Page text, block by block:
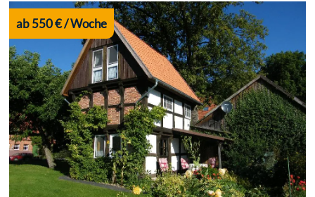
ab 550 € / Woche